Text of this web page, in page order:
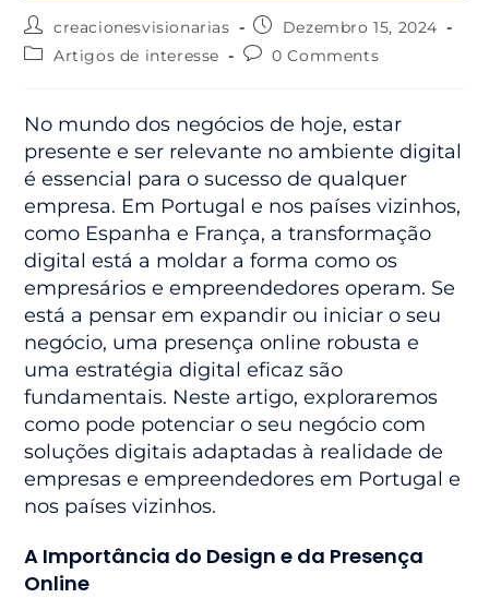
creacionesvisionarias
Dezembro 15, 2024
Artigos de interesse
0 Comments
No mundo dos negócios de hoje, estar
presente e ser relevante no ambiente digital
é essencial para o sucesso de qualquer
empresa. Em Portugal e nos países vizinhos,
como Espanha e França, a transformação
digital está a moldar a forma como os
empresários e empreendedores operam. Se
está a pensar em expandir ou iniciar o seu
negócio, uma presença online robusta e
uma estratégia digital eficaz são
fundamentais. Neste artigo, exploraremos
como pode potenciar o seu negócio com
soluções digitais adaptadas à realidade de
empresas e empreendedores em Portugal e
nos países vizinhos.
A Importância do Design e da Presença
Online